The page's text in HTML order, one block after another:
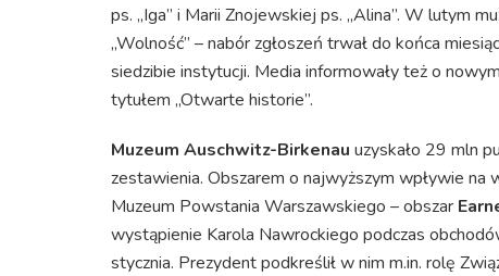
ps. „Iga” i Marii Znojewskiej ps. „Alina”. W lutym
„Wolność” – nabór zgłoszeń trwał do końca
siedzibie instytucji. Media informowały też o
tytułem „Otwarte historie”.
Muzeum Auschwitz-Birkenau uzyskało 29 mln
zestawienia. Obszarem o najwyższym wpływie na
Muzeum Powstania Warszawskiego – obszar
wystąpienie Karola Nawrockiego podczas
stycznia. Prezydent podkreślił w nim m.in. rolę